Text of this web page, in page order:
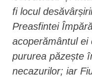
fi locul
Preasfintei
acoperământul
pururea păzește
necazurilor; iar